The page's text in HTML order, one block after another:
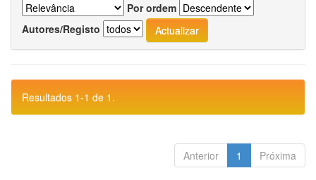
Por ordem
Autores/Registo
Resultados 1-1 de 1.
Anterior 1 Próxima